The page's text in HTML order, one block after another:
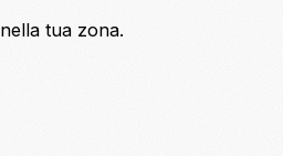
nella tua zona.